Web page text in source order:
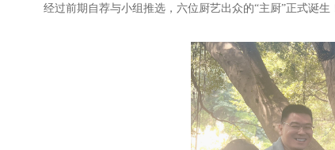
经过前期自荐与小组推选，六位厨艺出众的“主厨”正式诞